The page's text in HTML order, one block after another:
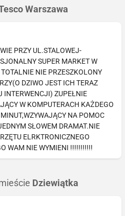
Warszawa
PRZY UL.STALOWEJ-
SUPER MARKET W
NIE PRZESZKOLONY
DZIWO JEST ICH TERAZ
INTERWENCJI) ZUPEŁNIE
W KOMPUTERACH KAŻDEGO
NA POMOC
SŁOWEM DRAMAT.NIE
ELRKTRONICZNEGO
WAM NIE WYMIENI !!!!!!!!!!!
Dziewiątka